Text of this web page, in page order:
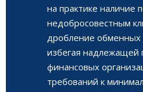
на практике наличие
недобросовестным
дробление
избегая надлежащей
финансовых
требований к